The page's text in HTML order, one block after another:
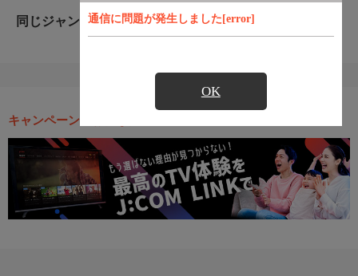
通信に問題が発生しました[error]
OK
同じジャンルのおすすめ番組
キャンペーン・お得な情報